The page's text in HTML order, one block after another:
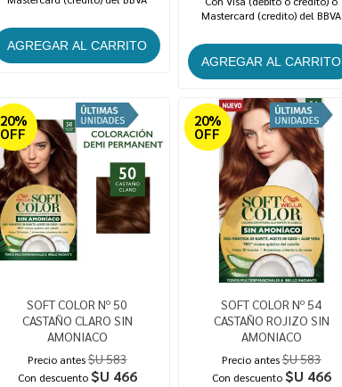
Mastercard (credito) del BBVA
20%
OFF
SOFT COLOR Nº 50
CASTAÑO CLARO SIN
AMONIACO
Precio antes$U 583
Con descuento $U 466
20%
OFF
SOFT COLOR Nº 54
CASTAÑO ROJIZO SIN
AMONIACO
Precio antes$U 583
Con descuento $U 466